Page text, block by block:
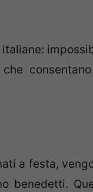
a festa,
benedetti.